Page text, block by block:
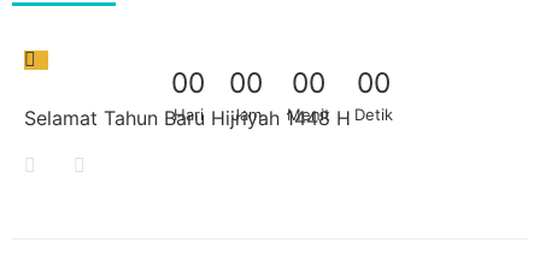
Selamat Tahun Baru Hijriyah 1448 H
00
Hari
00
Jam
00
Menit
00
Detik